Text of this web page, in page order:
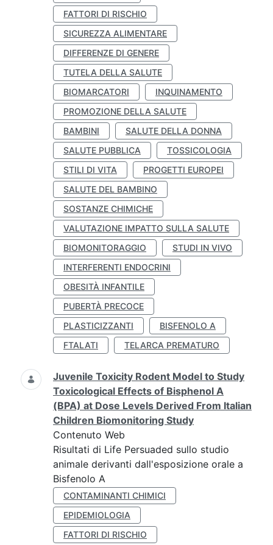
FATTORI DI RISCHIO
SICUREZZA ALIMENTARE
DIFFERENZE DI GENERE
TUTELA DELLA SALUTE
BIOMARCATORI
INQUINAMENTO
PROMOZIONE DELLA SALUTE
BAMBINI
SALUTE DELLA DONNA
SALUTE PUBBLICA
TOSSICOLOGIA
STILI DI VITA
PROGETTI EUROPEI
SALUTE DEL BAMBINO
SOSTANZE CHIMICHE
VALUTAZIONE IMPATTO SULLA SALUTE
BIOMONITORAGGIO
STUDI IN VIVO
INTERFERENTI ENDOCRINI
OBESITÀ INFANTILE
PUBERTÀ PRECOCE
PLASTICIZZANTI
BISFENOLO A
FTALATI
TELARCA PREMATURO
Juvenile Toxicity Rodent Model to Study
Toxicological Effects of Bisphenol A
(BPA) at Dose Levels Derived From Italian
Children Biomonitoring Study
Contenuto Web
Risultati di Life Persuaded sullo studio
animale derivanti dall'esposizione orale a
Bisfenolo A
CONTAMINANTI CHIMICI
EPIDEMIOLOGIA
FATTORI DI RISCHIO